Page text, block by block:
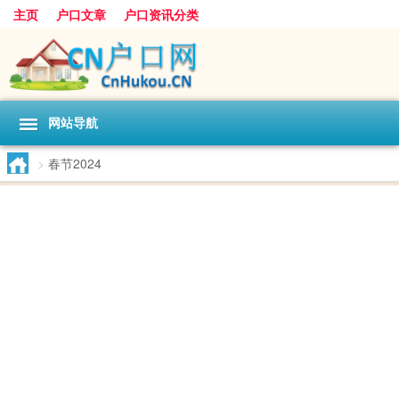
主页 户口文章 户口资讯分类
网站导航
> 春节2024